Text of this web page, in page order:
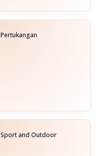
Pertukangan
Sport and Outdoor